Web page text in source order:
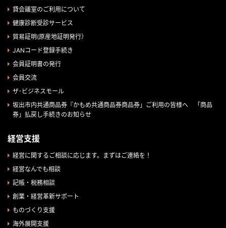
貸会議室のご利用について
健康診断受診サービス
貿易証明(原産地証明発行）
JANコード登録手続き
会員証明書の発行
会員交流
ザ･ビジネスモール
坂出市内共通商品券『かもめ共通商品券商品券」ご利用の皆様へ 「商品
券」払戻し手続きのお知らせ
経営支援
経営に関するご相談に応じます。まずはご連絡を！
経営なんでも相談
記帳・税務相談
創業・経営革新サポート
ものづくり支援
海外展開支援